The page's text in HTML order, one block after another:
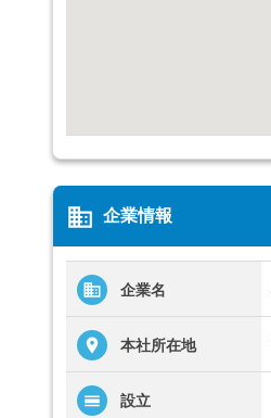
business 企業情報
企業名
本社所在地
設立